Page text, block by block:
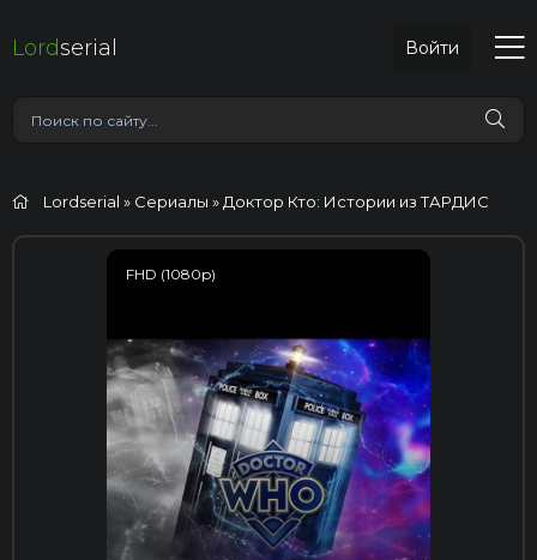
Lordserial Войти
Lordserial » Сериалы » Доктор Кто: Истории из ТАРДИС
FHD (1080p)